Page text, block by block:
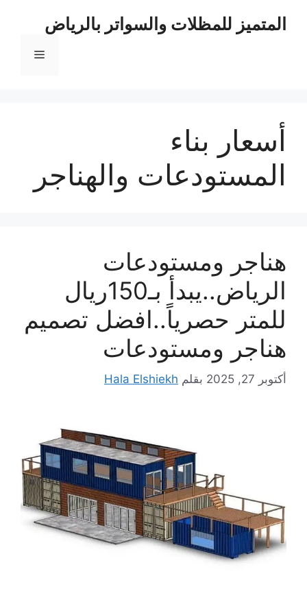
المتميز للمظلات والسواتر بالرياض
القائمة
أسعار بناء
المستودعات والهناجر
هناجر ومستودعات
الرياض..يبدأ بـ150ريال
للمتر حصرياً..افضل تصميم
هناجر ومستودعات
أكتوبر 27, 2025 بقلم Hala Elshiekh